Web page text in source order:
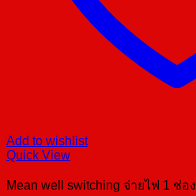
Add to wishlist
Quick View
Mean well switching จ่ายไฟ 1 ช่อง